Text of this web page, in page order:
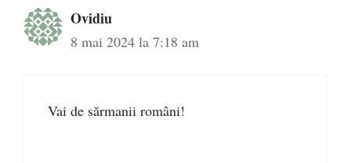
Ovidiu
8 mai 2024 la 7:18 am
Vai de sărmanii români!